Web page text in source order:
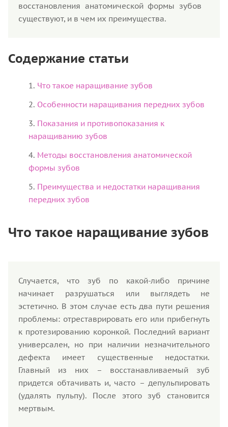
восстановления анатомической формы зубов
существуют, и в чем их преимущества.
Содержание статьи
Что такое наращивание зубов
Особенности наращивания передних зубов
Показания и противопоказания к
наращиванию зубов
Методы восстановления анатомической
формы зубов
Преимущества и недостатки наращивания
передних зубов
Что такое наращивание зубов
Случается, что зуб по какой-либо причине
начинает разрушаться или выглядеть не
эстетично. В этом случае есть два пути решения
проблемы: отреставрировать его или прибегнуть
к протезированию коронкой. Последний вариант
универсален, но при наличии незначительного
дефекта имеет существенные недостатки.
Главный из них – восстанавливаемый зуб
придется обтачивать и, часто – депульпировать
(удалять пульпу). После этого зуб становится
мертвым.